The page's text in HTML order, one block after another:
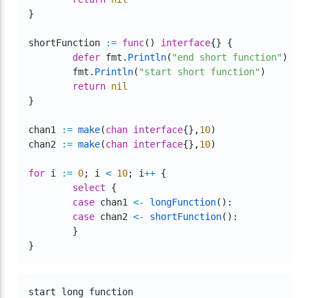
}
shortFunction := func( ) interface{}
{
defer fmt . Println( "end short function" )
	fmt
. Println( "start short function" )
return nil
}
chan1 := make(chan interface{} ,10)
chan2
:= make(chan interface{} ,10)
for i := 0; i < 10; i++ {
select
{
case chan1 <- longFunction( ) :
case chan2 <- shortFunction( ) :
}
}
start long function